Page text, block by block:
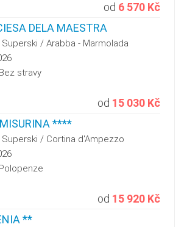
od 6 570 Kč
DELA MAESTRA
/ Arabba - Marmolada
stravy
od 15 030 Kč
****
/ Cortina d'Ampezzo
od 15 920 Kč
**